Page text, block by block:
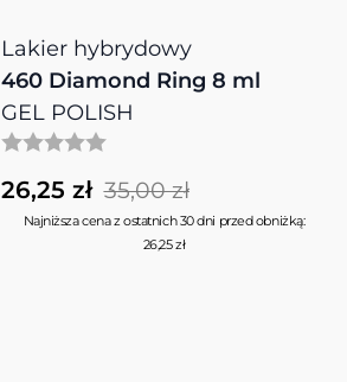
Lakier hybrydowy
460 Diamond Ring 8 ml
GEL POLISH
26,25 zł 35,00 zł
Najniższa cena z ostatnich 30 dni przed obniżką:
26,25 zł